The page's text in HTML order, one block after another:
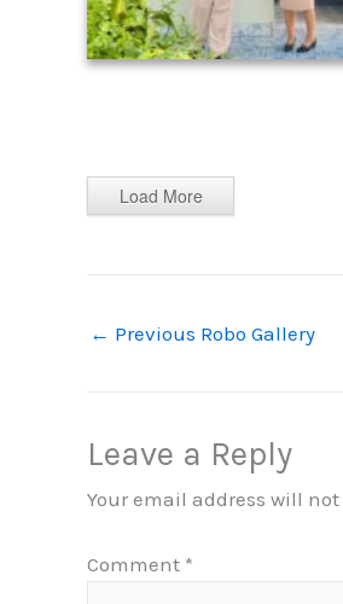
Load More
← Previous Robo Gallery
Leave a Reply
Your email address will
Comment *